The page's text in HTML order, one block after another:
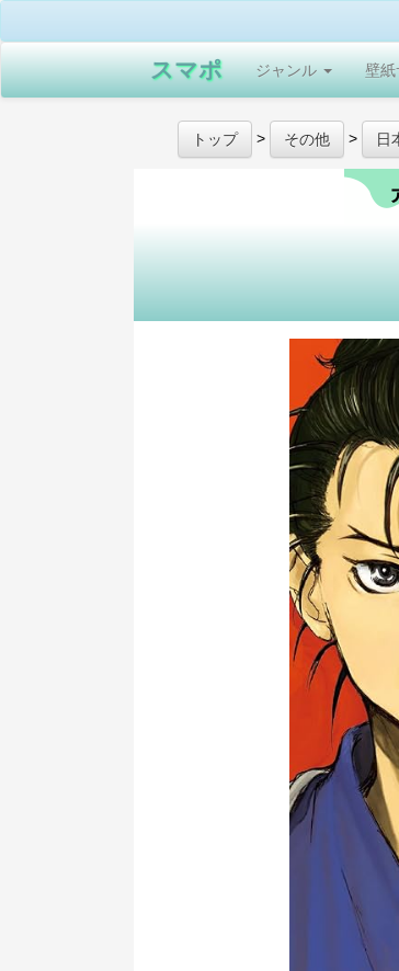
スマポ ジャンル 壁紙
トップ > その他 > 日